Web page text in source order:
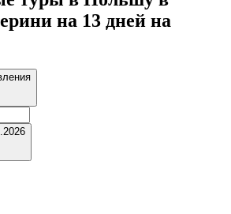
на 13 дней на